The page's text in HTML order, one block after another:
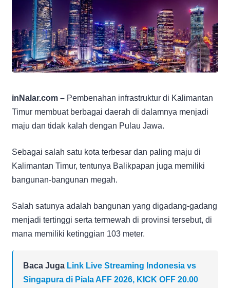
inNalar.com – Pembenahan infrastruktur di Kalimantan
Timur membuat berbagai daerah di dalamnya menjadi
maju dan tidak kalah dengan Pulau Jawa.
Sebagai salah satu kota terbesar dan paling maju di
Kalimantan Timur, tentunya Balikpapan juga memiliki
bangunan-bangunan megah.
Salah satunya adalah bangunan yang digadang-gadang
menjadi tertinggi serta termewah di provinsi tersebut, di
mana memiliki ketinggian 103 meter.
Baca Juga Link Live Streaming Indonesia vs
Singapura di Piala AFF 2026, KICK OFF 20.00